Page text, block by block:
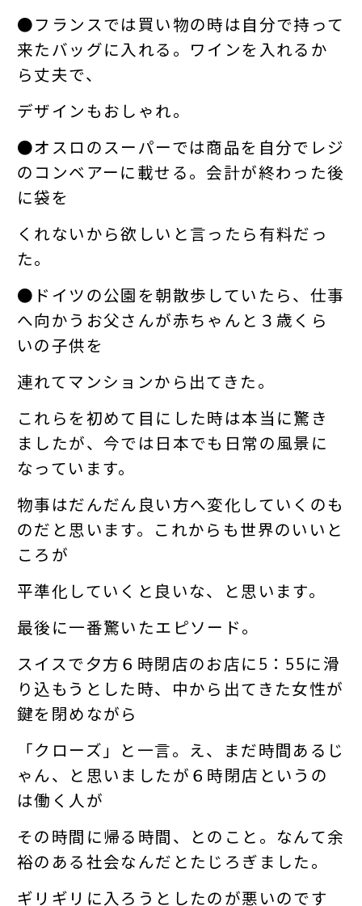
●フランスでは買い物の時は自分で持って
来たバッグに入れる。ワインを入れるか
ら丈夫で、
デザインもおしゃれ。
●オスロのスーパーでは商品を自分でレジ
のコンベアーに載せる。会計が終わった後
に袋を
くれないから欲しいと言ったら有料だっ
た。
●ドイツの公園を朝散歩していたら、仕事
へ向かうお父さんが赤ちゃんと３歳くら
いの子供を
連れてマンションから出てきた。
これらを初めて目にした時は本当に驚き
ましたが、今では日本でも日常の風景に
なっています。
物事はだんだん良い方へ変化していくのも
のだと思います。これからも世界のいいと
ころが
平準化していくと良いな、と思います。
最後に一番驚いたエピソード。
スイスで夕方６時閉店のお店に5：55に滑
り込もうとした時、中から出てきた女性が
鍵を閉めながら
「クローズ」と一言。え、まだ時間あるじ
ゃん、と思いましたが６時閉店というの
は働く人が
その時間に帰る時間、とのこと。なんて余
裕のある社会なんだとたじろぎました。
ギリギリに入ろうとしたのが悪いのです